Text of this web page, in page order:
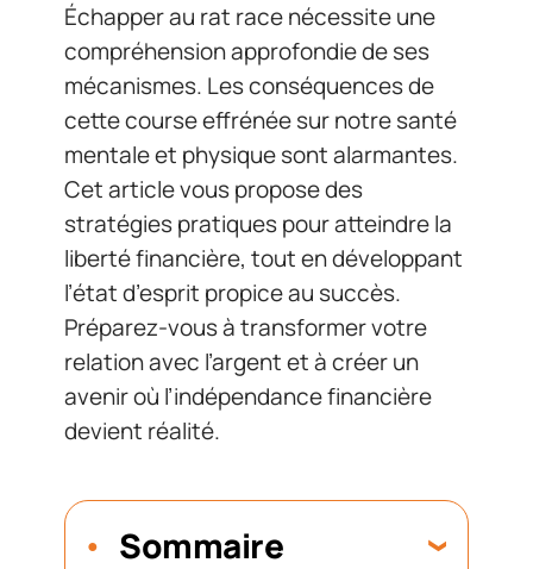
Échapper au rat race nécessite une
compréhension approfondie de ses
mécanismes. Les conséquences de
cette course effrénée sur notre santé
mentale et physique sont alarmantes.
Cet article vous propose des
stratégies pratiques pour atteindre la
liberté financière, tout en développant
l’état d’esprit propice au succès.
Préparez-vous à transformer votre
relation avec l’argent et à créer un
avenir où l’indépendance financière
devient réalité.
Sommaire